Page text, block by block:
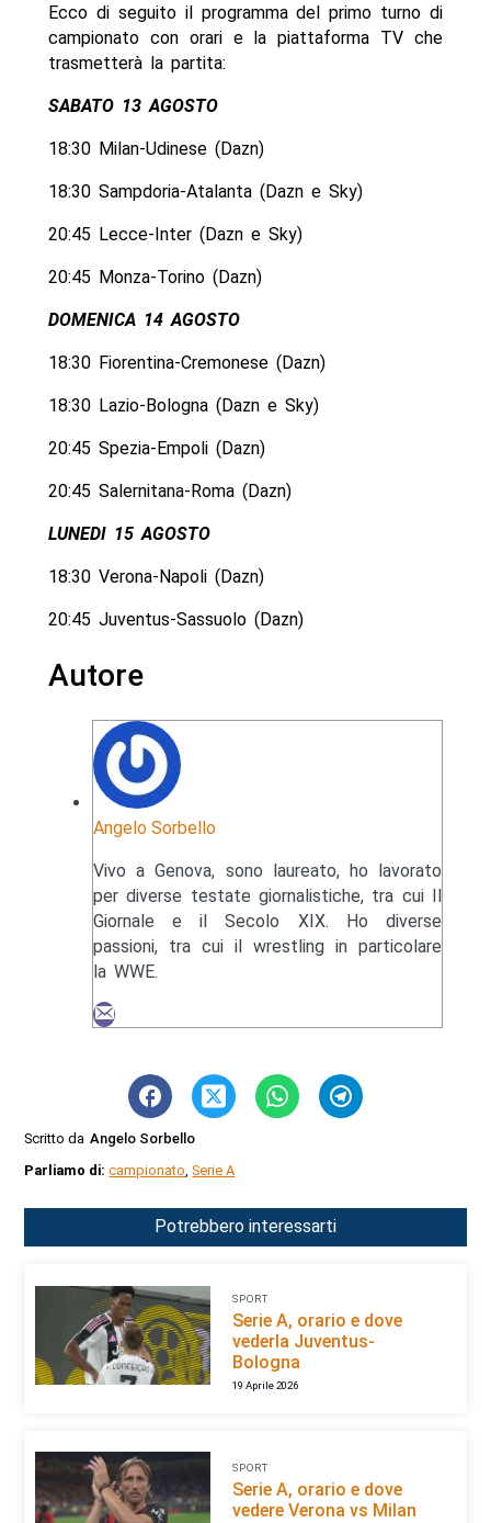
Ecco di seguito il programma del primo turno di
campionato con orari e la piattaforma TV che
trasmetterà la partita:
SABATO 13 AGOSTO
18:30 Milan-Udinese (Dazn)
18:30 Sampdoria-Atalanta (Dazn e Sky)
20:45 Lecce-Inter (Dazn e Sky)
20:45 Monza-Torino (Dazn)
DOMENICA 14 AGOSTO
18:30 Fiorentina-Cremonese (Dazn)
18:30 Lazio-Bologna (Dazn e Sky)
20:45 Spezia-Empoli (Dazn)
20:45 Salernitana-Roma (Dazn)
LUNEDI 15 AGOSTO
18:30 Verona-Napoli (Dazn)
20:45 Juventus-Sassuolo (Dazn)
Autore
Angelo Sorbello
Vivo a Genova, sono laureato, ho lavorato
per diverse testate giornalistiche, tra cui Il
Giornale e il Secolo XIX. Ho diverse
passioni, tra cui il wrestling in particolare
la WWE.
Scritto da Angelo Sorbello
Parliamo di:campionato,Serie A
Potrebbero interessarti
SPORT
Serie A, orario e dove
vederla Juventus-
Bologna
19 Aprile 2026
SPORT
Serie A, orario e dove
vedere Verona vs Milan